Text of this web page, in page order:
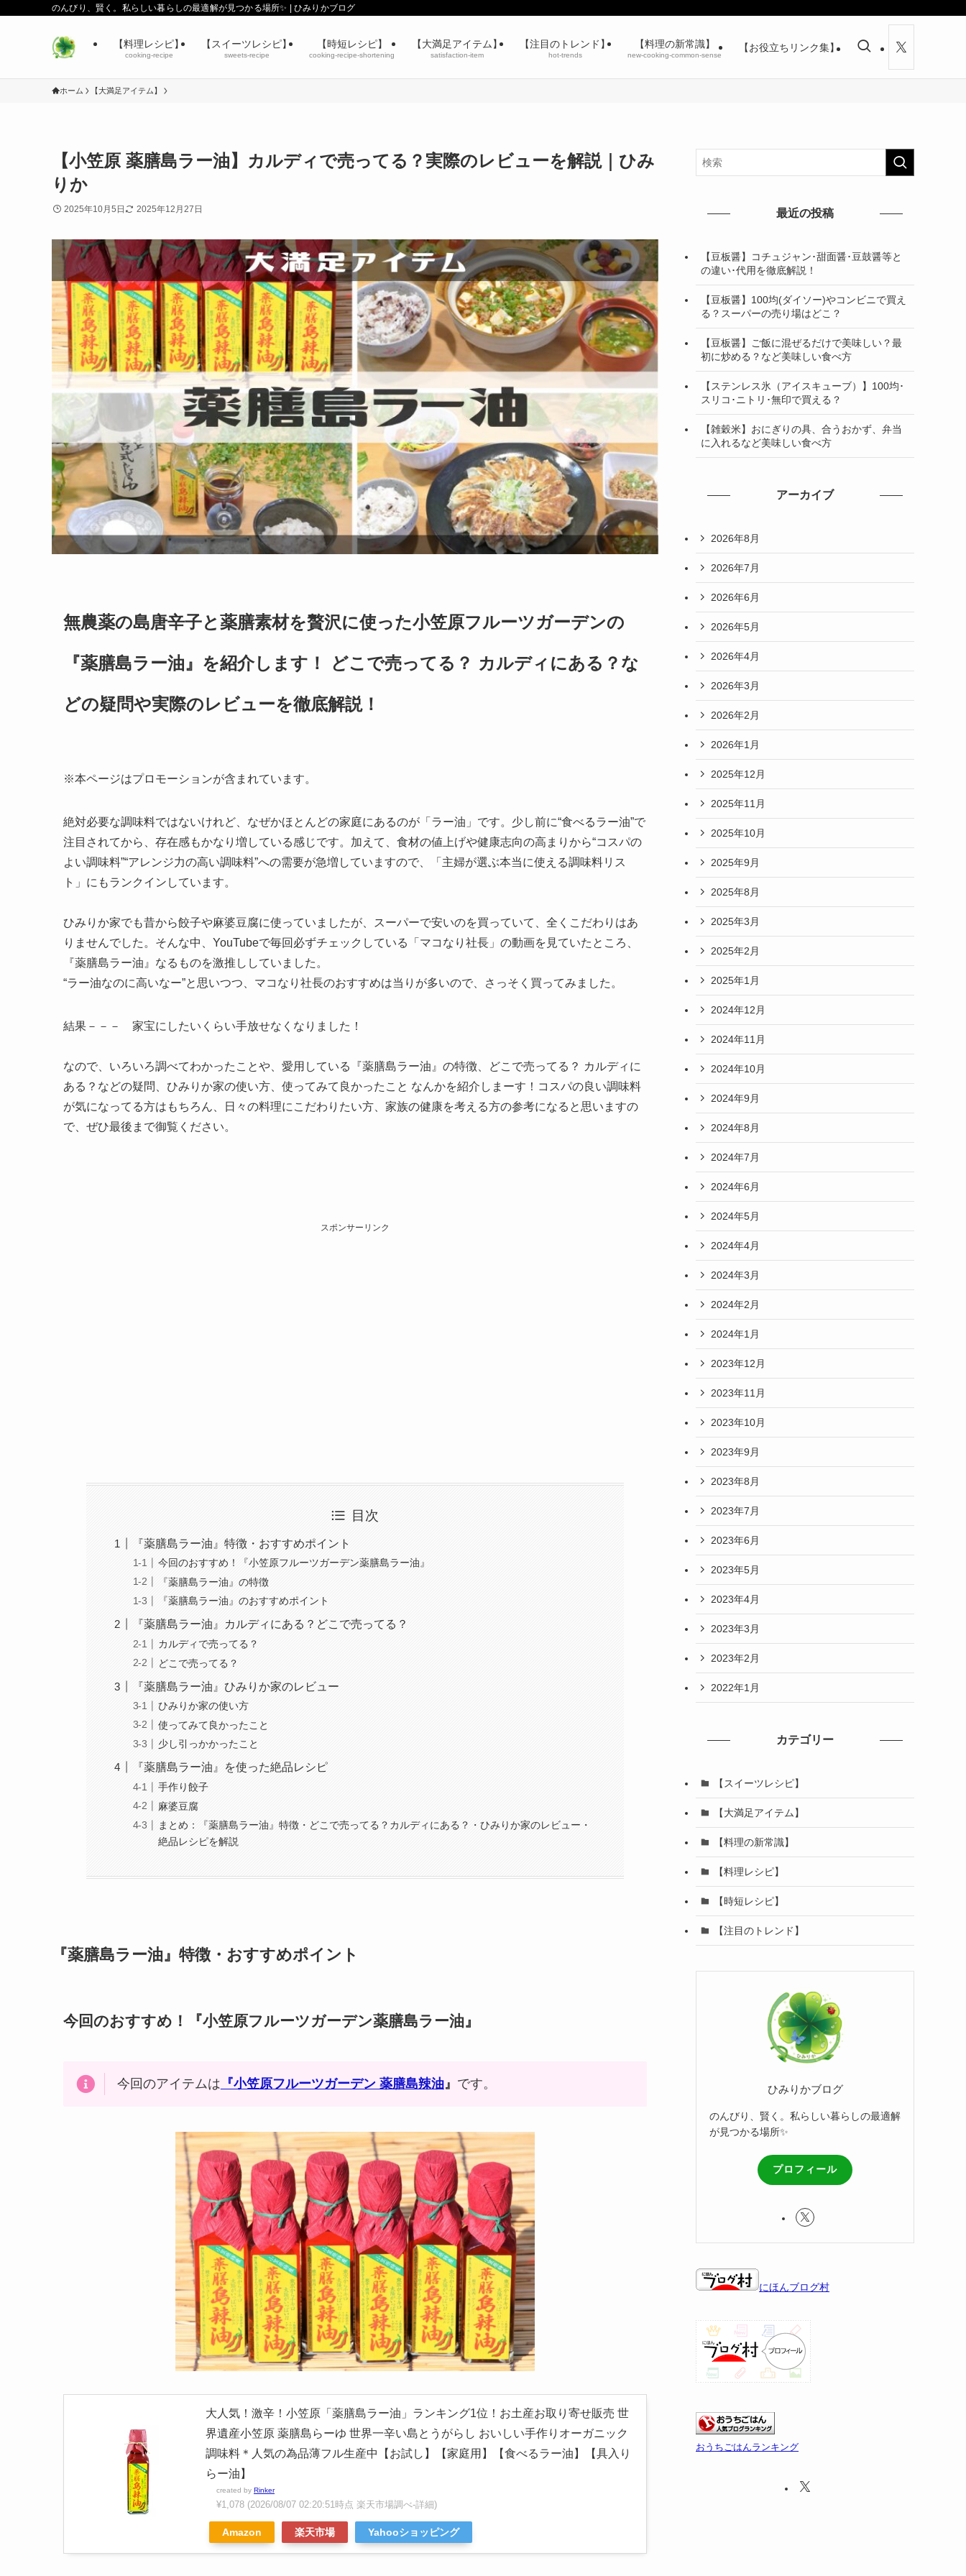
のんびり、賢く。私らしい暮らしの最適解が見つかる場所✨ | ひみりかブログ
【料理レシピ】
cooking-recipe
【スイーツレシピ】
sweets-recipe
【時短レシピ】
cooking-recipe-shortening
【大満足アイテム】
satisfaction-item
【注目のトレンド】
hot-trends
【料理の新常識】
new-cooking-common-sense
【お役立ちリンク集】
ホーム 【大満足アイテム】
【小笠原 薬膳島ラー油】カルディで売ってる？実際のレビューを解説｜ひみ
りか
2025年10月5日 2025年12月27日
無農薬の島唐辛子と薬膳素材を贅沢に使った小笠原フルーツガーデンの
『薬膳島ラー油』を紹介します！ どこで売ってる？ カルディにある？な
どの疑問や実際のレビューを徹底解説！
※本ページはプロモーションが含まれています。
絶対必要な調味料ではないけれど、なぜかほとんどの家庭にあるのが「ラー油」です。少し前に“食べるラー油”で
注目されてから、存在感もかなり増している感じです。加えて、食材の値上げや健康志向の高まりから“コスパの
よい調味料”“アレンジ力の高い調味料”への需要が急増していますので、「主婦が選ぶ本当に使える調味料リス
ト」にもランクインしています。
ひみりか家でも昔から餃子や麻婆豆腐に使っていましたが、スーパーで安いのを買っていて、全くこだわりはあ
りませんでした。そんな中、YouTubeで毎回必ずチェックしている「マコなり社長」の動画を見ていたところ、
『薬膳島ラー油』なるものを激推ししていました。
“ラー油なのに高いなー”と思いつつ、マコなり社長のおすすめは当りが多いので、さっそく買ってみました。
結果－－－ 家宝にしたいくらい手放せなくなりました！
なので、いろいろ調べてわかったことや、愛用している『薬膳島ラー油』の特徴、どこで売ってる？ カルディに
ある？などの疑問、ひみりか家の使い方、使ってみて良かったこと なんかを紹介しまーす！コスパの良い調味料
が気になってる方はもちろん、日々の料理にこだわりたい方、家族の健康を考える方の参考になると思いますの
で、ぜひ最後まで御覧ください。
スポンサーリンク
目次
『薬膳島ラー油』特徴・おすすめポイント
今回のおすすめ！『小笠原フルーツガーデン薬膳島ラー油』
『薬膳島ラー油』の特徴
『薬膳島ラー油』のおすすめポイント
『薬膳島ラー油』カルディにある？どこで売ってる？
カルディで売ってる？
どこで売ってる？
『薬膳島ラー油』ひみりか家のレビュー
ひみりか家の使い方
使ってみて良かったこと
少し引っかかったこと
『薬膳島ラー油』を使った絶品レシピ
手作り餃子
麻婆豆腐
まとめ：『薬膳島ラー油』特徴・どこで売ってる？カルディにある？・ひみりか家のレビュー・
絶品レシピを解説
『薬膳島ラー油』特徴・おすすめポイント
今回のおすすめ！『小笠原フルーツガーデン薬膳島ラー油』
今回のアイテムは 『小笠原フルーツガーデン 薬膳島辣油』 です。
大人気！激辛！小笠原「薬膳島ラー油」ランキング1位！お土産お取り寄せ販売 世
界遺産小笠原 薬膳島らーゆ 世界一辛い島とうがらし おいしい手作りオーガニック
調味料＊人気の為品薄フル生産中【お試し】【家庭用】【食べるラー油】【具入り
らー油】
created by Rinker
¥1,078 (2026/08/07 02:20:51時点 楽天市場調べ-詳細)
Amazon 楽天市場 Yahooショッピング
最近の投稿
【豆板醤】コチュジャン･甜面醤･豆鼓醤等と
の違い･代用を徹底解説！
【豆板醤】100均(ダイソー)やコンビニで買え
る？スーパーの売り場はどこ？
【豆板醤】ご飯に混ぜるだけで美味しい？最
初に炒める？など美味しい食べ方
【ステンレス氷（アイスキューブ）】100均･
スリコ･ニトリ･無印で買える？
【雑穀米】おにぎりの具、合うおかず、弁当
に入れるなど美味しい食べ方
アーカイブ
2026年8月
2026年7月
2026年6月
2026年5月
2026年4月
2026年3月
2026年2月
2026年1月
2025年12月
2025年11月
2025年10月
2025年9月
2025年8月
2025年3月
2025年2月
2025年1月
2024年12月
2024年11月
2024年10月
2024年9月
2024年8月
2024年7月
2024年6月
2024年5月
2024年4月
2024年3月
2024年2月
2024年1月
2023年12月
2023年11月
2023年10月
2023年9月
2023年8月
2023年7月
2023年6月
2023年5月
2023年4月
2023年3月
2023年2月
2022年1月
カテゴリー
【スイーツレシピ】
【大満足アイテム】
【料理の新常識】
【料理レシピ】
【時短レシピ】
【注目のトレンド】
ひみりかブログ
のんびり、賢く。私らしい暮らしの最適解
が見つかる場所✨
プロフィール
にほんブログ村
おうちごはんランキング